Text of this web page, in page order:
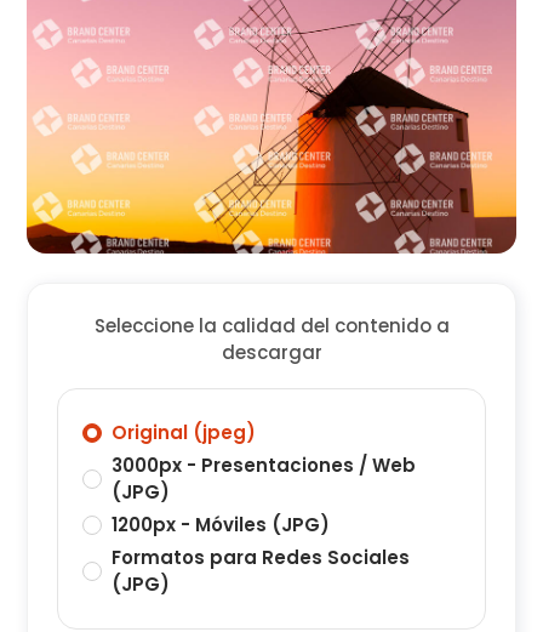
Seleccione la calidad del contenido a
descargar
Original (jpeg)
3000px - Presentaciones / Web
(JPG)
1200px - Móviles (JPG)
Formatos para Redes Sociales
(JPG)